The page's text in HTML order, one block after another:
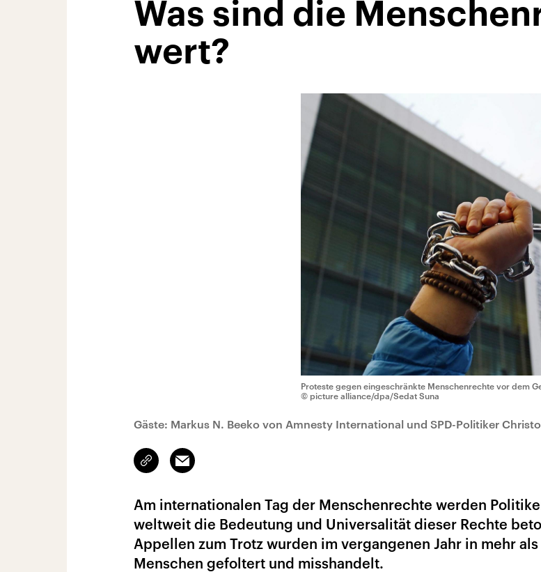
Was sind die
wert?
Proteste gegen eingeschränkte Menschenrechte vor dem
© picture alliance/dpa/Sedat Suna
Gäste: Markus N. Beeko von Amnesty International und SPD-Politiker
Link
kopieren/teilen
Email
Am internationalen Tag der Menschenrechte werden
weltweit die Bedeutung und Universalität dieser Rechte
Appellen zum Trotz wurden im vergangenen Jahr in mehr als
Menschen gefoltert und misshandelt.